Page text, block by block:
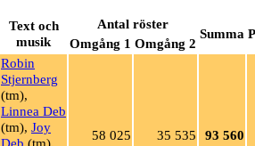
Text och
musik
Antal röster
Summa
Omgång 1 Omgång 2
Robin
Stjernberg
(tm),
Linnea Deb
(tm), Joy
58 025 35 535 93 560